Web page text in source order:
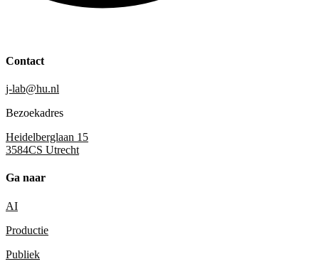
Contact
j-lab@hu.nl
Bezoekadres
Heidelberglaan 15
3584CS Utrecht
Ga naar
AI
Productie
Publiek